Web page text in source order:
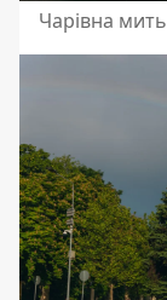
Чарівна мить